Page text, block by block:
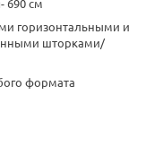
690 см
горизонтальными и
шторками/
формата